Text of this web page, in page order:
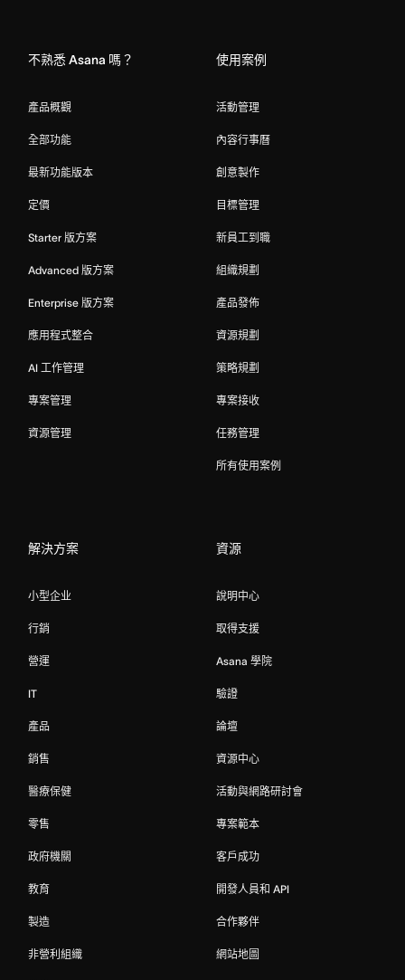
不熟悉 Asana 嗎？
產品概觀
全部功能
最新功能版本
定價
Starter 版方案
Advanced 版方案
Enterprise 版方案
應用程式整合
AI 工作管理
專案管理
資源管理
使用案例
活動管理
內容行事曆
創意製作
目標管理
新員工到職
組織規劃
產品發佈
資源規劃
策略規劃
專案接收
任務管理
所有使用案例
解決方案
小型企业
行銷
營運
IT
產品
銷售
醫療保健
零售
政府機關
教育
製造
非營利組織
資源
說明中心
取得支援
Asana 學院
驗證
論壇
資源中心
活動與網路研討會
專案範本
客戶成功
開發人員和 API
合作夥伴
網站地圖